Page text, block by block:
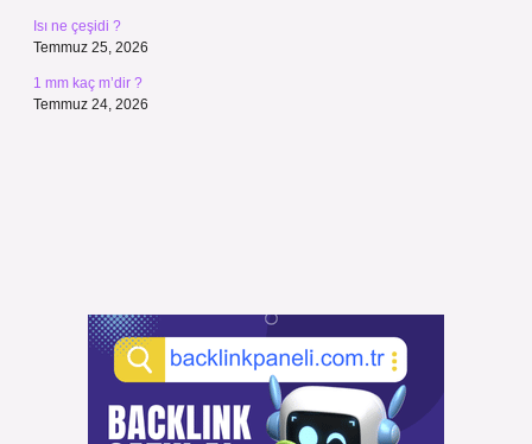
Isı ne çeşidi ?
Temmuz 25, 2026
1 mm kaç m’dir ?
Temmuz 24, 2026